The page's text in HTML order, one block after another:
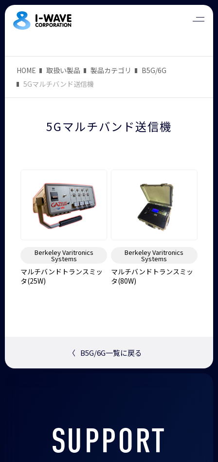
HOME 取扱い製品 製品カテゴリ
B5G/6G
5Gマルチバンド送信機
5Gマルチバンド送信機
Berkeley Varitronics
Systems
マルチバンドトランスミッ
タ(25W)
Berkeley Varitronics
Systems
マルチバンドトランスミッ
タ(80W)
〈 B5G/6G一覧に戻る
SUPPORT